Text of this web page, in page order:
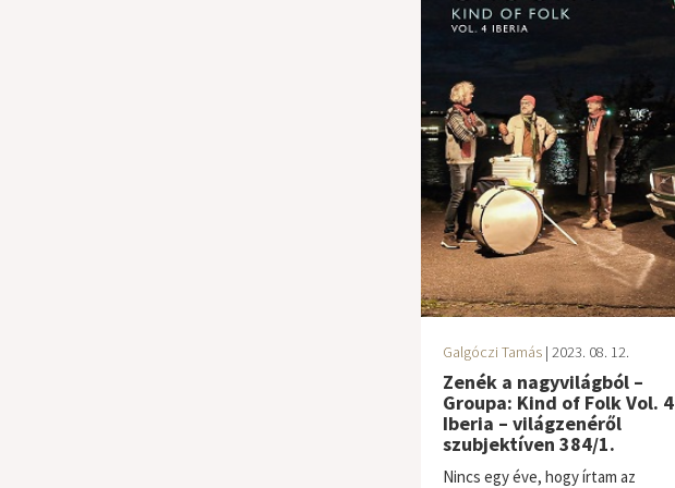
Galgóczi Tamás| 2023. 08. 12.
Zenék a nagyvilágból –
Groupa: Kind of Folk Vol. 4
Iberia – világzenéről
szubjektíven 384/1.
Nincs egy éve, hogy írtam az